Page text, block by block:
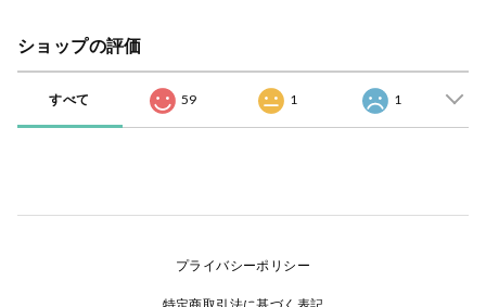
ショップの評価
すべて 59 1 1
プライバシーポリシー